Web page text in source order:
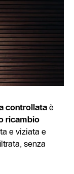
controllataè
ricambio
e viziata e
senza